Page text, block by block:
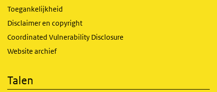
Toegankelijkheid
Disclaimer en copyright
Coordinated Vulnerability Disclosure
Website archief
Talen